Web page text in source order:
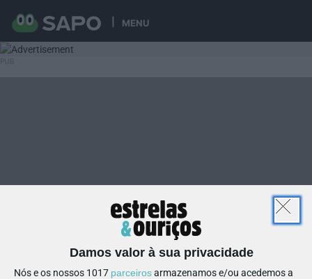
MENU
Damos valor à sua privacidade
Nós e os nossos 1017 parceirosarmazenamos e/ou acedemos a